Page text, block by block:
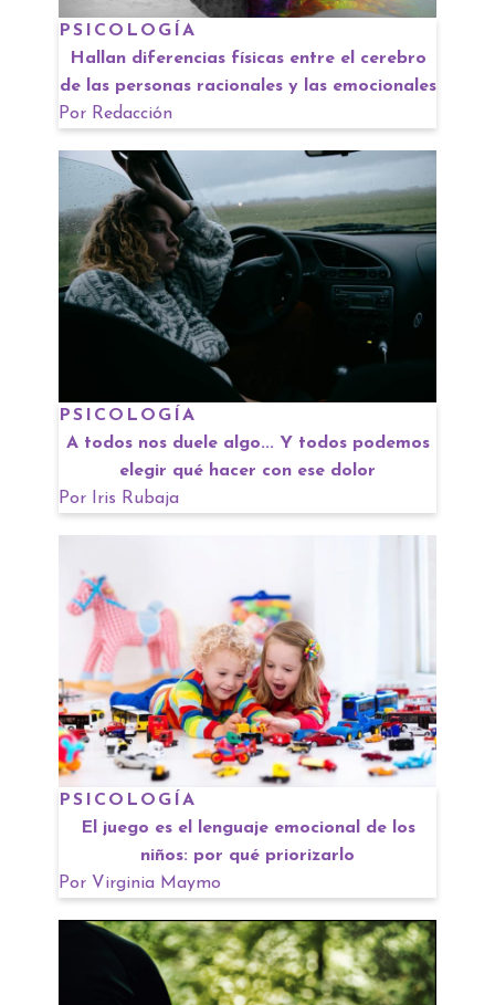
PSICOLOGÍA
Hallan diferencias físicas entre el cerebro
de las personas racionales y las emocionales
Por Redacción
PSICOLOGÍA
A todos nos duele algo... Y todos podemos
elegir qué hacer con ese dolor
Por
Iris Rubaja
PSICOLOGÍA
El juego es el lenguaje emocional de los
niños: por qué priorizarlo
Por Virginia Maymo